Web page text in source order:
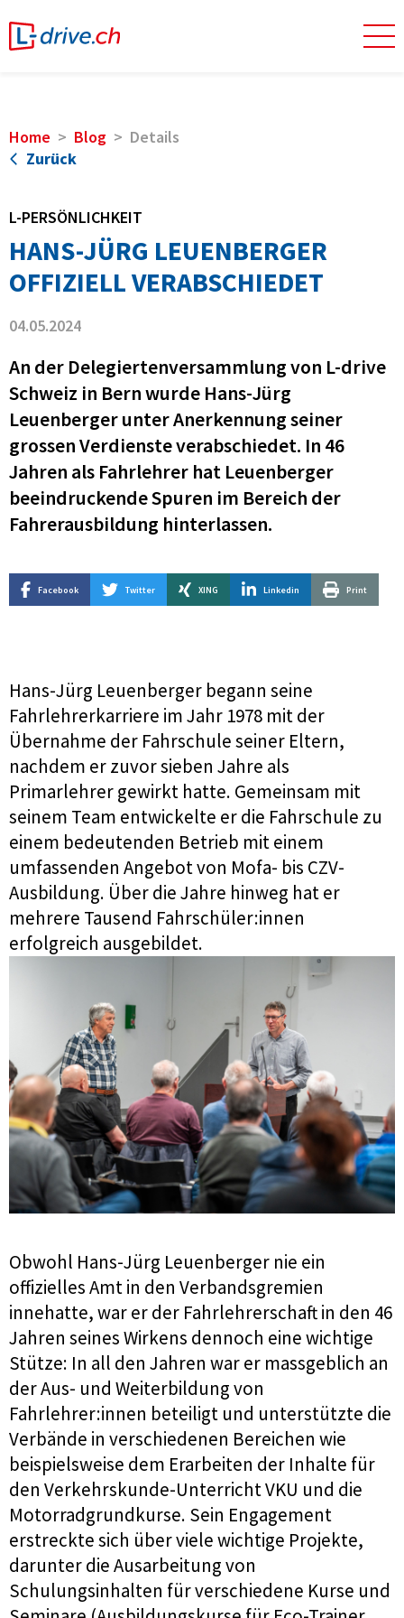
Home Blog
Details
Zurück
L-PERSÖNLICHKEIT
HANS-JÜRG LEUENBERGER
OFFIZIELL VERABSCHIEDET
04.05.2024
An der Delegiertenversammlung von L-drive
Schweiz in Bern wurde Hans-Jürg
Leuenberger unter Anerkennung seiner
grossen Verdienste verabschiedet. In 46
Jahren als Fahrlehrer hat Leuenberger
beeindruckende Spuren im Bereich der
Fahrerausbildung hinterlassen.
Facebook Twitter XING Linkedin Print
Hans-Jürg Leuenberger begann seine
Fahrlehrerkarriere im Jahr 1978 mit der
Übernahme der Fahrschule seiner Eltern,
nachdem er zuvor sieben Jahre als
Primarlehrer gewirkt hatte. Gemeinsam mit
seinem Team entwickelte er die Fahrschule zu
einem bedeutenden Betrieb mit einem
umfassenden Angebot von Mofa- bis CZV-
Ausbildung. Über die Jahre hinweg hat er
mehrere Tausend Fahrschüler:innen
erfolgreich ausgebildet.
Obwohl Hans-Jürg Leuenberger nie ein
offizielles Amt in den Verbandsgremien
innehatte, war er der Fahrlehrerschaft in den 46
Jahren seines Wirkens dennoch eine wichtige
Stütze: In all den Jahren war er massgeblich an
der Aus- und Weiterbildung von
Fahrlehrer:innen beteiligt und unterstützte die
Verbände in verschiedenen Bereichen wie
beispielsweise dem Erarbeiten der Inhalte für
den Verkehrskunde-Unterricht VKU und die
Motorradgrundkurse. Sein Engagement
erstreckte sich über viele wichtige Projekte,
darunter die Ausarbeitung von
Schulungsinhalten für verschiedene Kurse und